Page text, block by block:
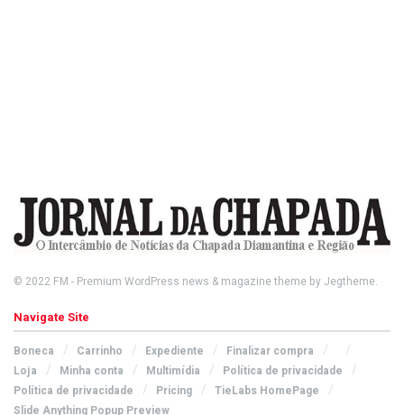
© 2022 FM - Premium WordPress news & magazine theme by Jegtheme.
Navigate Site
Boneca Carrinho Expediente
Finalizar compra
Loja
Minha conta Multimídia
Política de privacidade
Política de privacidade
Pricing
TieLabs HomePage
Slide Anything Popup Preview